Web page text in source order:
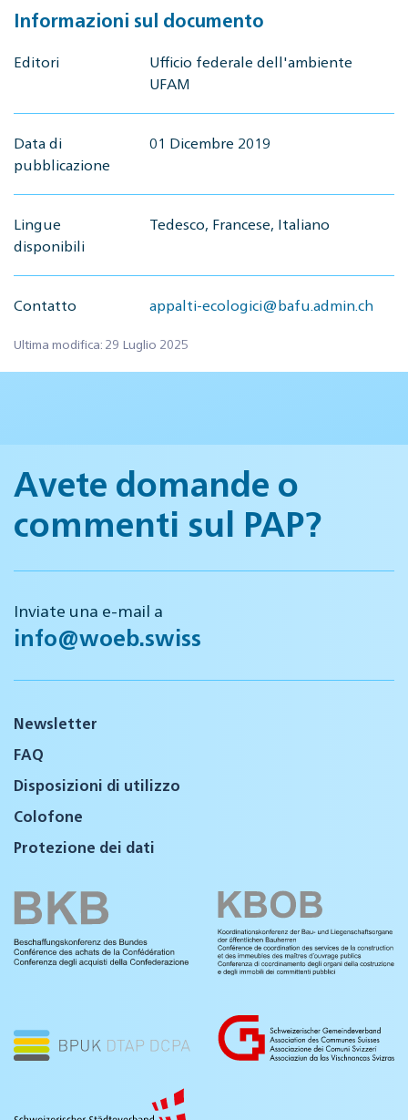
Informazioni sul documento
Editori
Ufficio federale dell'ambiente
UFAM
Data di
pubblicazione
01 Dicembre 2019
Lingue
disponibili
Tedesco, Francese, Italiano
Contatto appalti-ecologici@bafu.admin.ch
Ultima modifica: 29 Luglio 2025
Avete domande o
commenti sul PAP?
Inviate una e-mail a
info@woeb.swiss
Newsletter
FAQ
Disposizioni di utilizzo
Colofone
Protezione dei dati